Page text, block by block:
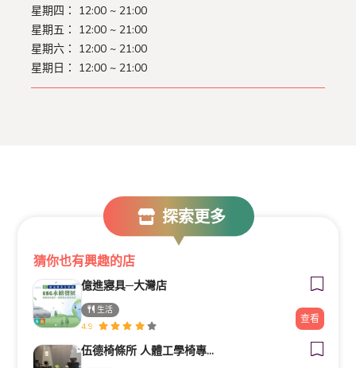
星期四： 12:00 ~ 21:00
星期五： 12:00 ~ 21:00
星期六： 12:00 ~ 21:00
星期日： 12:00 ~ 21:00
探索更多
猜你也有興趣的店
億進寢具─大灣店
生活
4.9
查看
伍德椅條所 人體工學椅專賣